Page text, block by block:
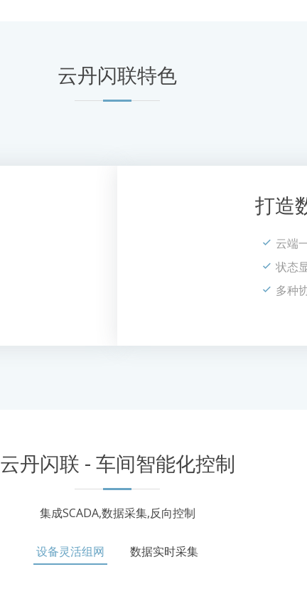
云丹闪联特色
打造
云端
状态
多种
云丹闪联 - 车间智能化控制
集成SCADA,数据采集,反向控制
设备灵活组网 数据实时采集